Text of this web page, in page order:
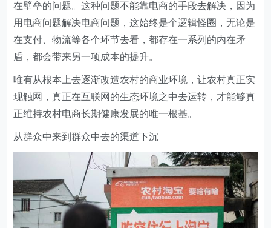
在壁垒的问题。这种问题不能靠电商的手段去解决，因为
用电商问题解决电商问题，这始终是个逻辑怪圈，无论是
在支付、物流等各个环节去看，都存在一系列的内在矛
盾，都会带来另一项成本的提升。
唯有从根本上去逐渐改造农村的商业环境，让农村真正实
现触网，真正在互联网的生态环境之中去运转，才能够真
正维持农村电商长期健康发展的唯一根基。
从群众中来到群众中去的渠道下沉